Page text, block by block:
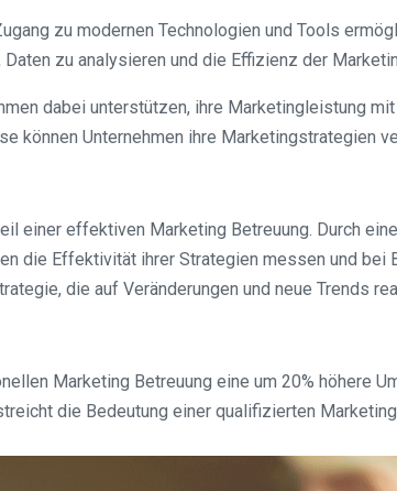
zu modernen Technologien und Tools
zu analysieren und die Effizienz der
dabei unterstützen, ihre Marketingleistung
können Unternehmen ihre Marketingstrategien
effektiven Marketing Betreuung. Durch
die Effektivität ihrer Strategien messen und bei
die auf Veränderungen und neue Trends
Marketing Betreuung eine um 20% höhere
die Bedeutung einer qualifizierten